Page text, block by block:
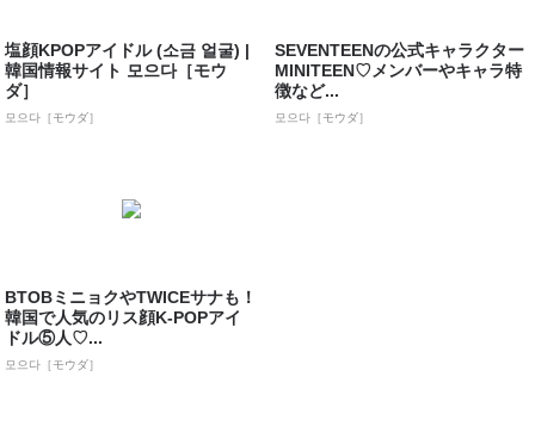
塩顔KPOPアイドル (소금 얼굴) |
韓国情報サイト 모으다［モウ
ダ］
모으다［モウダ］
SEVENTEENの公式キャラクター
MINITEEN♡メンバーやキャラ特
徴など...
모으다［モウダ］
BTOBミニョクやTWICEサナも！
韓国で人気のリス顔K-POPアイ
ドル⑤人♡...
모으다［モウダ］